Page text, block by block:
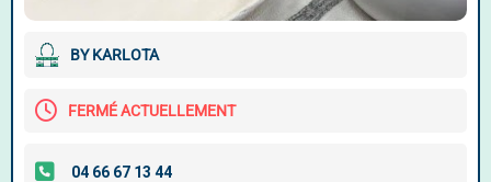
BY KARLOTA
FERMÉ ACTUELLEMENT